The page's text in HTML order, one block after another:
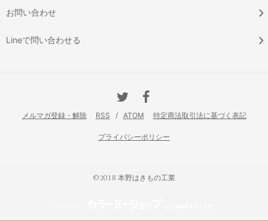
お問い合わせ
Lineで問い合わせる
メルマガ登録・解除 RSS / ATOM 特定商法取引法に基づく表記
プライバシーポリシー
©2018 本野はきもの工業